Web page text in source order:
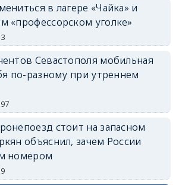
в лагере «Чайка» и
«профессорском уголке»
Севастополя мобильная
по-разному при утреннем
стоит на запасном
объяснил, зачем России
номером